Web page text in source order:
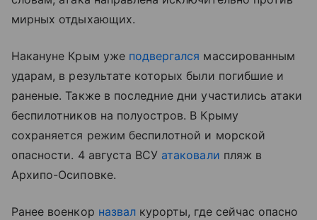
мирных отдыхающих.
Накануне Крым уже подвергался массированным
ударам, в результате которых были погибшие и
раненые. Также в последние дни участились атаки
беспилотников на полуостров. В Крыму
сохраняется режим беспилотной и морской
опасности. 4 августа ВСУ атаковали пляж в
Архипо-Осиповке.
Ранее военкор назвалкурорты, где сейчас опасно